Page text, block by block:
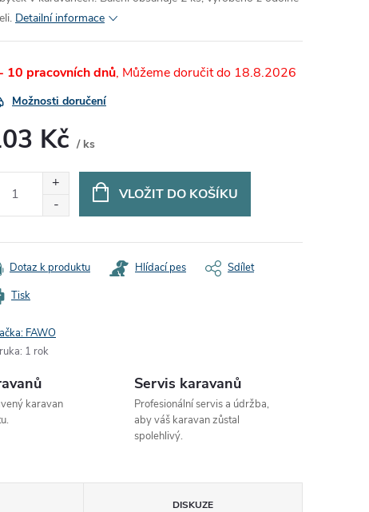
Detailní informace
10 pracovních dnů 18.8.2026
Možnosti doručení
Kč / ks
VLOŽIT DO KOŠÍKU
Tisk
Dotaz k produktu Hlídací pes Sdílet
FAWO
: 1 rok
karavan
Servis karavanů
Profesionální servis a údržba,
aby váš karavan zůstal
spolehlivý.
DISKUZE